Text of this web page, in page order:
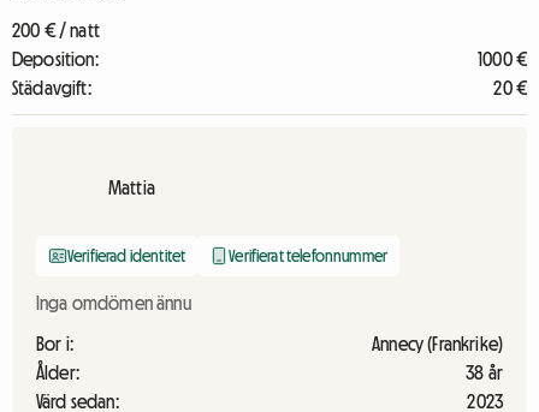
200 € / natt
Deposition:
1000 €
Städavgift:
20 €
Mattia
Verifierad identitet Verifierat telefonnummer
Inga omdömen ännu
Bor i:
Annecy (Frankrike)
Ålder:
38 år
Värd sedan:
2023